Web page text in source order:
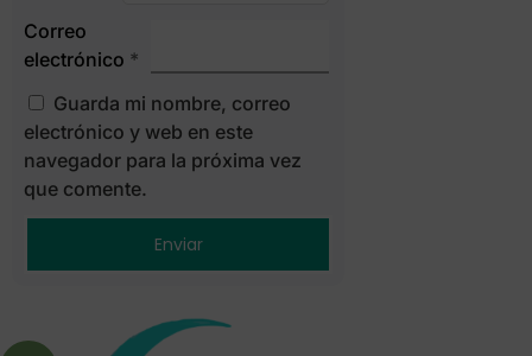
Correo
electrónico *
Guarda mi nombre, correo
electrónico y web en este
navegador para la próxima vez
que comente.